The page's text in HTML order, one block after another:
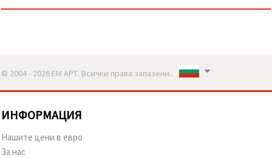
© 2004 - 2026 ЕМ АРТ. Всички права запазени..
ИНФОРМАЦИЯ
Нашите цени в евро
За нас